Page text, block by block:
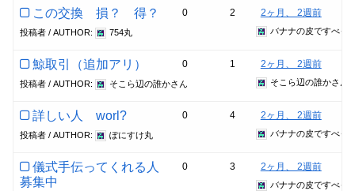
この交換 損？ 得？
投稿者 / AUTHOR: 754丸
0 2 2ヶ月、 2週前
バナナの皮ですべっ
鯨取引（追加アリ）
投稿者 / AUTHOR: そこら辺の誰かさん
0 1 2ヶ月、 2週前
そこら辺の誰かさん
詳しい人 worl?
投稿者 / AUTHOR: ぽにすけ丸
0 4 2ヶ月、 2週前
バナナの皮ですべっ
儀式手伝ってくれる人
募集中
0 3 2ヶ月、 2週前
バナナの皮ですべっ